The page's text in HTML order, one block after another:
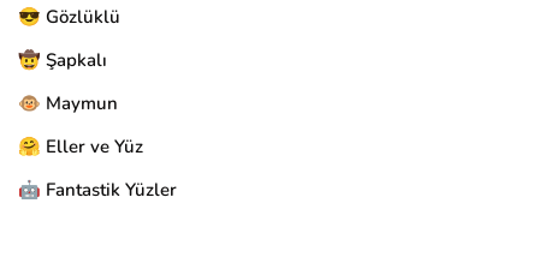
😎 Gözlüklü
🤠 Şapkalı
🐵 Maymun
🤗 Eller ve Yüz
🤖 Fantastik Yüzler